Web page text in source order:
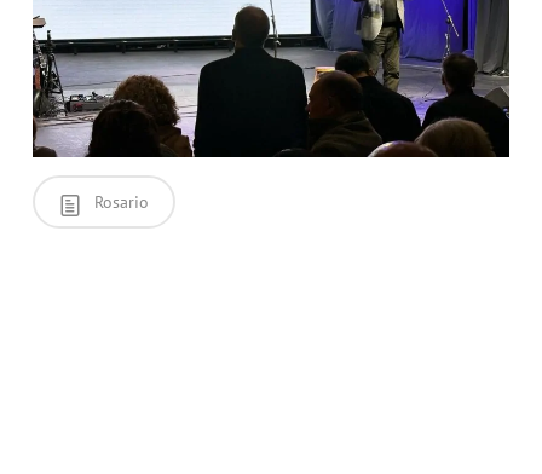
Rosario